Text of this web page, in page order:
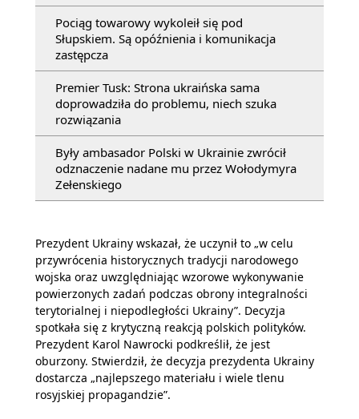
Pociąg towarowy wykoleił się pod
Słupskiem. Są opóźnienia i komunikacja
zastępcza
Premier Tusk: Strona ukraińska sama
doprowadziła do problemu, niech szuka
rozwiązania
Były ambasador Polski w Ukrainie zwrócił
odznaczenie nadane mu przez Wołodymyra
Zełenskiego
Prezydent Ukrainy wskazał, że uczynił to „w celu
przywrócenia historycznych tradycji narodowego
wojska oraz uwzględniając wzorowe wykonywanie
powierzonych zadań podczas obrony integralności
terytorialnej i niepodległości Ukrainy”. Decyzja
spotkała się z krytyczną reakcją polskich polityków.
Prezydent Karol Nawrocki podkreślił, że jest
oburzony. Stwierdził, że decyzja prezydenta Ukrainy
dostarcza „najlepszego materiału i wiele tlenu
rosyjskiej propagandzie”.